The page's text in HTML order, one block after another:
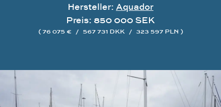
Hersteller: Aquador
Preis: 850 000 SEK
( 76 075 € / 567 731 DKK / 323 597 PLN )